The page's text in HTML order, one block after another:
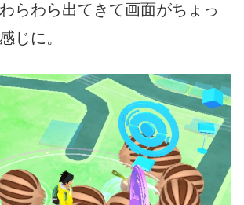
らわら出てきて画面がちょっ
じに。